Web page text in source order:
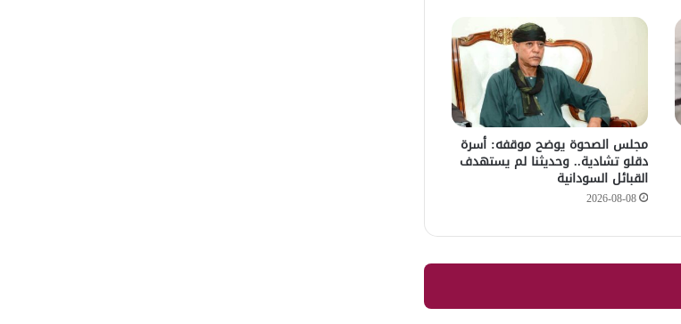
مجلس الصحوة يوضح موقفه: أسرة
دقلو تشادية.. وحديثنا لم يستهدف
القبائل السودانية
2026-08-08